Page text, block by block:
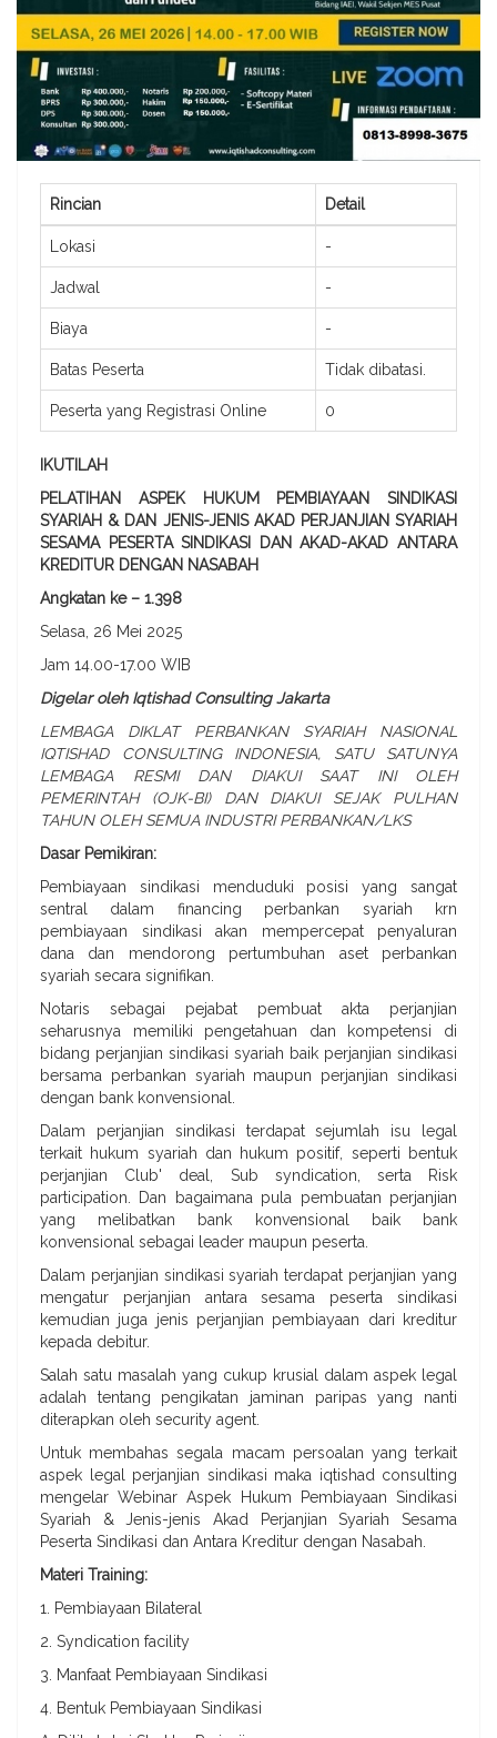
Rincian Detail
Lokasi -
Jadwal -
Biaya -
Batas Peserta Tidak dibatasi.
Peserta yang Registrasi Online 0
IKUTILAH
PELATIHAN ASPEK HUKUM PEMBIAYAAN SINDIKASI
SYARIAH & DAN JENIS-JENIS AKAD PERJANJIAN SYARIAH
SESAMA PESERTA SINDIKASI DAN AKAD-AKAD ANTARA
KREDITUR DENGAN NASABAH
Angkatan ke – 1.398
Selasa, 26 Mei 2025
Jam 14.00-17.00 WIB
Digelar oleh Iqtishad Consulting Jakarta
LEMBAGA DIKLAT PERBANKAN SYARIAH NASIONAL
IQTISHAD CONSULTING INDONESIA, SATU SATUNYA
LEMBAGA RESMI DAN DIAKUI SAAT INI OLEH
PEMERINTAH (OJK-BI) DAN DIAKUI SEJAK PULHAN
TAHUN OLEH SEMUA INDUSTRI PERBANKAN/LKS
Dasar Pemikiran:
Pembiayaan sindikasi menduduki posisi yang sangat
sentral dalam financing perbankan syariah krn
pembiayaan sindikasi akan mempercepat penyaluran
dana dan mendorong pertumbuhan aset perbankan
syariah secara signifikan.
Notaris sebagai pejabat pembuat akta perjanjian
seharusnya memiliki pengetahuan dan kompetensi di
bidang perjanjian sindikasi syariah baik perjanjian sindikasi
bersama perbankan syariah maupun perjanjian sindikasi
dengan bank konvensional.
Dalam perjanjian sindikasi terdapat sejumlah isu legal
terkait hukum syariah dan hukum positif, seperti bentuk
perjanjian Club' deal, Sub syndication, serta Risk
participation. Dan bagaimana pula pembuatan perjanjian
yang melibatkan bank konvensional baik bank
konvensional sebagai leader maupun peserta.
Dalam perjanjian sindikasi syariah terdapat perjanjian yang
mengatur perjanjian antara sesama peserta sindikasi
kemudian juga jenis perjanjian pembiayaan dari kreditur
kepada debitur.
Salah satu masalah yang cukup krusial dalam aspek legal
adalah tentang pengikatan jaminan paripas yang nanti
diterapkan oleh security agent.
Untuk membahas segala macam persoalan yang terkait
aspek legal perjanjian sindikasi maka iqtishad consulting
mengelar Webinar Aspek Hukum Pembiayaan Sindikasi
Syariah & Jenis-jenis Akad Perjanjian Syariah Sesama
Peserta Sindikasi dan Antara Kreditur dengan Nasabah.
Materi Training:
1. Pembiayaan Bilateral
2. Syndication facility
3. Manfaat Pembiayaan Sindikasi
4. Bentuk Pembiayaan Sindikasi